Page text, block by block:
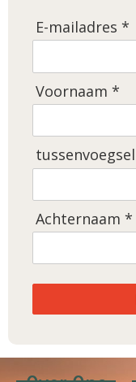
E-mailadres *
Voornaam *
tussenvoegsel
Achternaam *